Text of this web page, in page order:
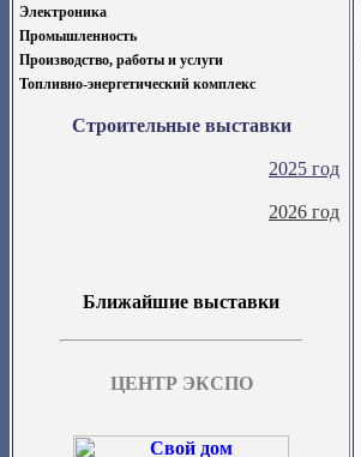
Электроника
Промышленность
Производство, работы и услуги
Топливно-энергетический комплекс
Строительные выставки
2025 год
2026 год
Ближайшие выставки
ЦЕНТР ЭКСПО